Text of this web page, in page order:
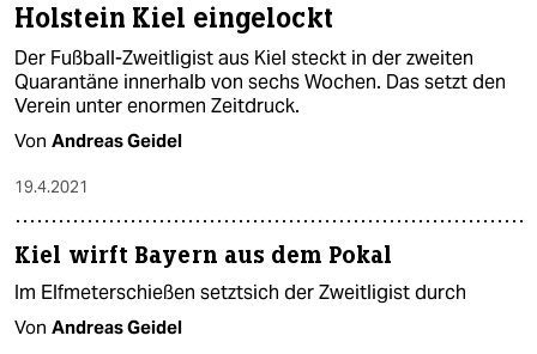
Holstein Kiel eingelockt
Der Fußball-Zweitligist aus Kiel steckt in der zweiten
Quarantäne innerhalb von sechs Wochen. Das setzt den
Verein unter enormen Zeitdruck.
Von Andreas Geidel
19.4.2021
Kiel wirft Bayern aus dem Pokal
Im Elfmeterschießen setztsich der Zweitligist durch
Von Andreas Geidel